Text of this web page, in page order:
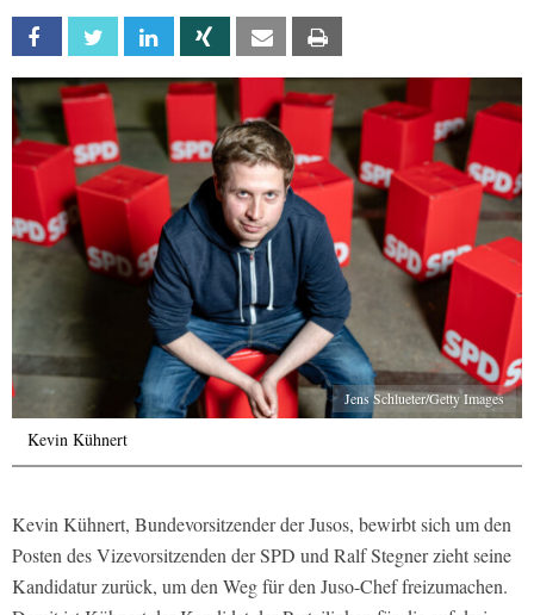
Facebook Twitter Linkedin Xing Email
Jens Schlueter/Getty Images
Kevin Kühnert
Kevin Kühnert, Bundevorsitzender der Jusos, bewirbt sich um den
Posten des Vizevorsitzenden der SPD und Ralf Stegner zieht seine
Kandidatur zurück, um den Weg für den Juso-Chef freizumachen.